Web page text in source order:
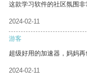
这款学习软件的社区氛围非
2024-02-11
游客
超级好用的加速器，妈妈
2024-02-11